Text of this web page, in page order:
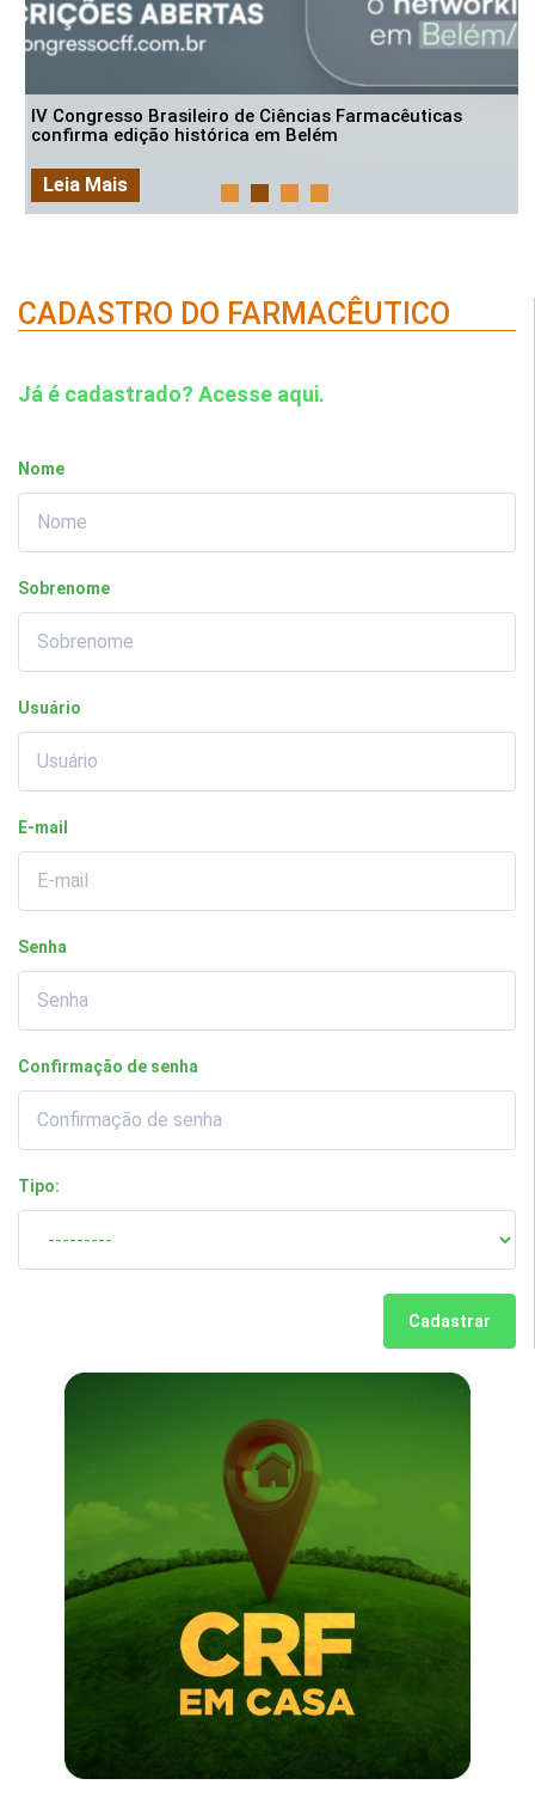
IV Congresso Brasileiro de Ciências Farmacêuticas
confirma edição histórica em Belém
Leia Mais
CADASTRO DO FARMACÊUTICO
Já é cadastrado? Acesse aqui.
Nome
Sobrenome
Usuário
E-mail
Senha
Confirmação de senha
Tipo:
Cadastrar